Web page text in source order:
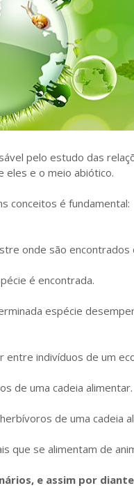
pelo estudo das
eles e o meio abiótico.
conceitos é fundamental:
onde são encontrados
é encontrada.
espécie
entre indivíduos de um
de uma cadeia alimentar.
de uma cadeia
que se alimentam de
e assim por